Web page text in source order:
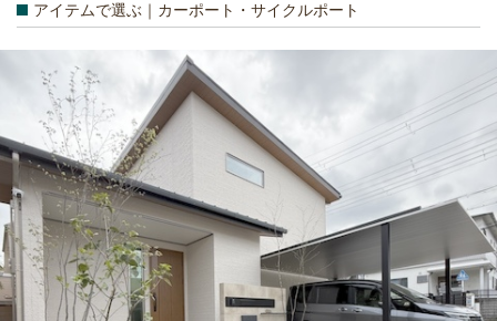
アイテムで選ぶ｜カーポート・サイクルポート